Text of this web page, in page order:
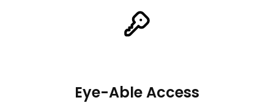
Eye-Able Access